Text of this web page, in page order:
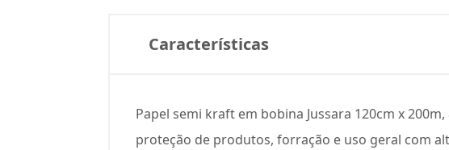
Características
Papel semi kraft em bobina Jussara 120cm x
proteção de produtos, forração e uso geral com